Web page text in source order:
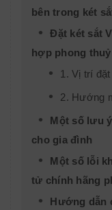
bên trong két
Đặt két sắt
hợp phong
1. Vị trí
2. Hướng
Một số lưu
cho gia đình
Một số lỗi
tử chính hãng
Hướng dẫn